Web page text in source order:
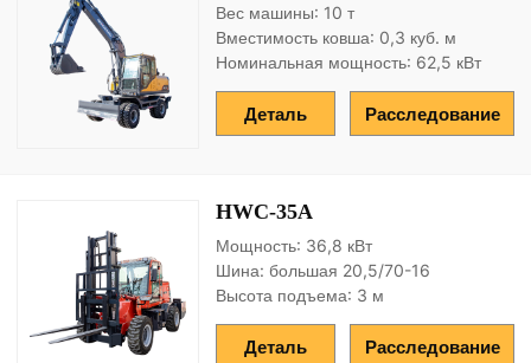
Вес машины: 10 т
Вместимость ковша: 0,3 куб. м
Номинальная мощность: 62,5 кВт
Расследование
Деталь
HWC-35A
Мощность: 36,8 кВт
Шина: большая 20,5/70-16
Высота подъема: 3 м
Расследование
Деталь